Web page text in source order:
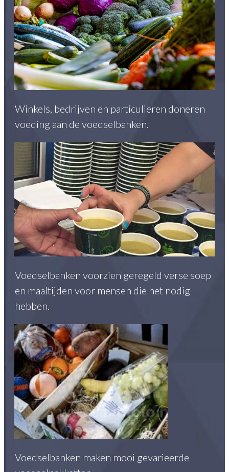
Winkels, bedrijven en particulieren doneren
voeding aan de voedselbanken.
Voedselbanken voorzien geregeld verse soep
en maaltijden voor mensen die het nodig
hebben.
Voedselbanken maken mooi gevarieerde